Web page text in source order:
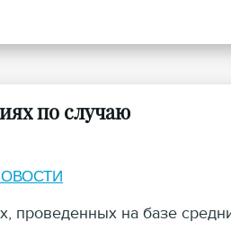
по случаю
проведенных на базе